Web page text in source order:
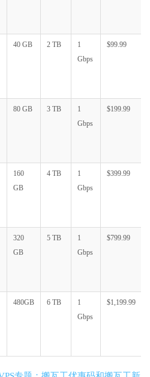
40 GB 2 TB
1
Gbps
$99.99
80 GB 3 TB
1
Gbps
$199.99
160
GB
4 TB
1
Gbps
$399.99
320
GB
5 TB
1
Gbps
$799.99
480GB 6 TB
1
Gbps
$1,199.99